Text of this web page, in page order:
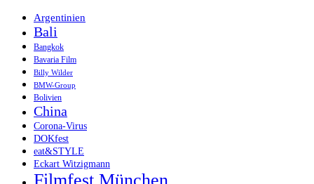
Argentinien
Bali
Bangkok
Bavaria Film
Billy Wilder
BMW-Group
Bolivien
China
Corona-Virus
DOKfest
eat&STYLE
Eckart Witzigmann